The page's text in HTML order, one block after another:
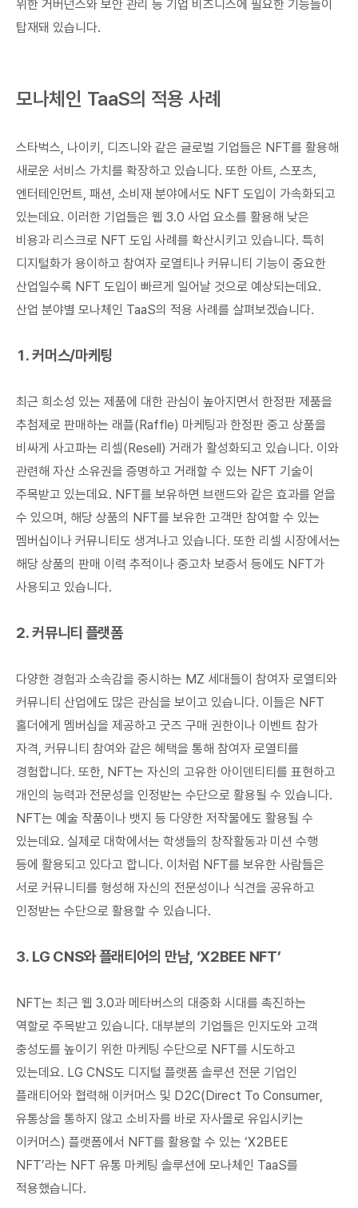
위한 거버넌스와 보안 관리 등 기업 비즈니스에 필요한 기능들이
탑재돼 있습니다.
모나체인 TaaS의 적용 사례
스타벅스, 나이키, 디즈니와 같은 글로벌 기업들은 NFT를 활용해
새로운 서비스 가치를 확장하고 있습니다. 또한 아트, 스포츠,
엔터테인먼트, 패션, 소비재 분야에서도 NFT 도입이 가속화되고
있는데요. 이러한 기업들은 웹 3.0 사업 요소를 활용해 낮은
비용과 리스크로 NFT 도입 사례를 확산시키고 있습니다. 특히
디지털화가 용이하고 참여자 로열티나 커뮤니티 기능이 중요한
산업일수록 NFT 도입이 빠르게 일어날 것으로 예상되는데요.
산업 분야별 모나체인 TaaS의 적용 사례를 살펴보겠습니다.
1. 커머스/마케팅
최근 희소성 있는 제품에 대한 관심이 높아지면서 한정판 제품을
추첨제로 판매하는 래플(Raffle) 마케팅과 한정판 중고 상품을
비싸게 사고파는 리셀(Resell) 거래가 활성화되고 있습니다. 이와
관련해 자산 소유권을 증명하고 거래할 수 있는 NFT 기술이
주목받고 있는데요. NFT를 보유하면 브랜드와 같은 효과를 얻을
수 있으며, 해당 상품의 NFT를 보유한 고객만 참여할 수 있는
멤버십이나 커뮤니티도 생겨나고 있습니다. 또한 리셀 시장에서는
해당 상품의 판매 이력 추적이나 중고차 보증서 등에도 NFT가
사용되고 있습니다.
2. 커뮤니티 플랫폼
다양한 경험과 소속감을 중시하는 MZ 세대들이 참여자 로열티와
커뮤니티 산업에도 많은 관심을 보이고 있습니다. 이들은 NFT
홀더에게 멤버십을 제공하고 굿즈 구매 권한이나 이벤트 참가
자격, 커뮤니티 참여와 같은 혜택을 통해 참여자 로열티를
경험합니다. 또한, NFT는 자신의 고유한 아이덴티티를 표현하고
개인의 능력과 전문성을 인정받는 수단으로 활용될 수 있습니다.
NFT는 예술 작품이나 뱃지 등 다양한 저작물에도 활용될 수
있는데요. 실제로 대학에서는 학생들의 창작활동과 미션 수행
등에 활용되고 있다고 합니다. 이처럼 NFT를 보유한 사람들은
서로 커뮤니티를 형성해 자신의 전문성이나 식견을 공유하고
인정받는 수단으로 활용할 수 있습니다.
3. LG CNS와 플래티어의 만남, ‘X2BEE NFT’
NFT는 최근 웹 3.0과 메타버스의 대중화 시대를 촉진하는
역할로 주목받고 있습니다. 대부분의 기업들은 인지도와 고객
충성도를 높이기 위한 마케팅 수단으로 NFT를 시도하고
있는데요. LG CNS도 디지털 플랫폼 솔루션 전문 기업인
플래티어와 협력해 이커머스 및 D2C(Direct To Consumer,
유통상을 통하지 않고 소비자를 바로 자사몰로 유입시키는
이커머스) 플랫폼에서 NFT를 활용할 수 있는 ‘X2BEE
NFT’라는 NFT 유통 마케팅 솔루션에 모나체인 TaaS를
적용했습니다.